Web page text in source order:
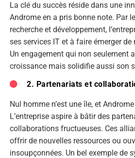
La clé du succès réside dans une
Androme en a pris bonne note. Par
recherche et développement,
ses services IT et à faire émerger
Un engagement qui non seulement
croissance mais solidifie aussi son
2. Partenariats et
Nul homme n’est une île, et
L’entreprise aspire à bâtir des
collaborations fructueuses. Ces
offrir de nouvelles ressources ou
insoupçonnées. Un bel exemple de